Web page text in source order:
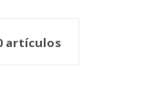
artículos